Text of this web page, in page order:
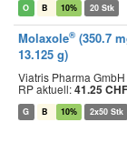
O B 10% 20 Stk
Molaxole® (350.7
13.125 g)
Viatris Pharma
RP aktuell:41.25 CHF
G B 10% 2x50 Stk